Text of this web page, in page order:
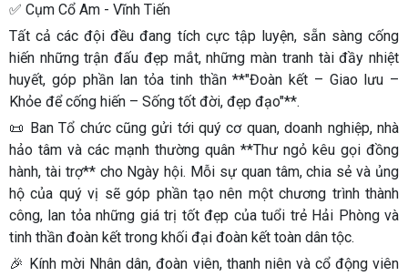
✅ Cụm Cổ Am - Vĩnh Tiến
Tất cả các đội đều đang tích cực tập luyện, sẵn sàng cống
hiến những trận đấu đẹp mắt, những màn tranh tài đầy nhiệt
huyết, góp phần lan tỏa tinh thần **"Đoàn kết – Giao lưu –
Khỏe để cống hiến – Sống tốt đời, đẹp đạo"**.
📜 Ban Tổ chức cũng gửi tới quý cơ quan, doanh nghiệp, nhà
hảo tâm và các mạnh thường quân **Thư ngỏ kêu gọi đồng
hành, tài trợ** cho Ngày hội. Mỗi sự quan tâm, chia sẻ và ủng
hộ của quý vị sẽ góp phần tạo nên một chương trình thành
công, lan tỏa những giá trị tốt đẹp của tuổi trẻ Hải Phòng và
tinh thần đoàn kết trong khối đại đoàn kết toàn dân tộc.
🎉 Kính mời Nhân dân, đoàn viên, thanh niên và cổ động viên